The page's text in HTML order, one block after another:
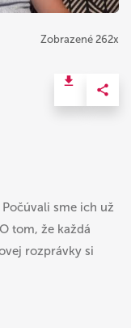
Zobrazené 262x
sme ich už
tom, že každá
rozprávky si